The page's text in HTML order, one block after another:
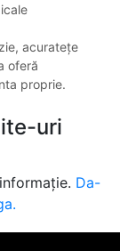
acuratețe
oferă
proprie.
uri
Da-